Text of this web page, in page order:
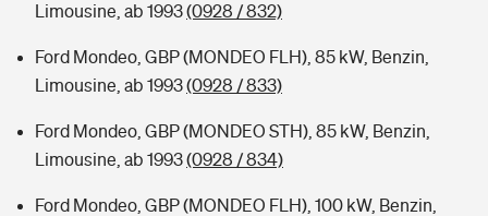
Limousine, ab 1993(0928 / 832)
Ford Mondeo, GBP (MONDEO FLH), 85 kW, Benzin,
Limousine, ab 1993(0928 / 833)
Ford Mondeo, GBP (MONDEO STH), 85 kW, Benzin,
Limousine, ab 1993(0928 / 834)
Ford Mondeo, GBP (MONDEO FLH), 100 kW, Benzin,